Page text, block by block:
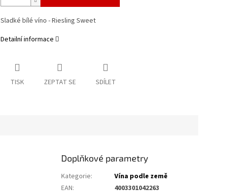
Sladké bílé víno - Riesling Sweet
Detailní informace
TISK ZEPTAT SE SDÍLET
Doplňkové parametry
Kategorie:
Vína podle země
EAN:
4003301042263